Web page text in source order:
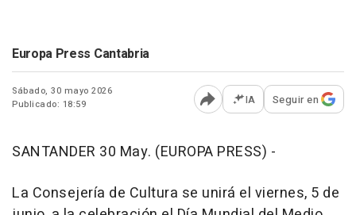
Europa Press Cantabria
Sábado, 30 mayo 2026
Publicado: 18:59
Abrir opciones para
IA Seguir en
SANTANDER 30 May. (EUROPA PRESS) -
La Consejería de Cultura se unirá el viernes, 5 de